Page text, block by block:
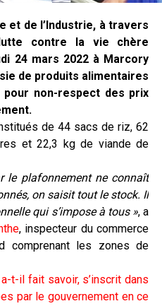
et de l’Industrie, à travers
contre la vie chère
24 mars 2022 à Marcory
de produits alimentaires
pour non-respect des prix
de 44 sacs de riz, 62
et 22,3 kg de viande de
le plafonnement ne connaît
on saisit tout le stock. Il
qui s’impose à tous », a
, inspecteur du commerce
comprenant les zones de
t-il fait savoir, s’inscrit dans
par le gouvernement en ce